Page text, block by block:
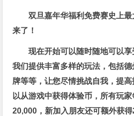
双旦嘉年华福利免费赛史上最
来了！
现在开始可以随时随地可以享
我们提供丰富多样的玩法，包括
牌等等，让您尽情挑战自我，提
以从游戏中获得体验币，所有玩
20,000，新加入朋友还可额外获